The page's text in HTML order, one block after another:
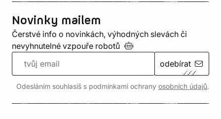
Novinky mailem
Čerstvé info o novinkách, výhodných slevách či
nevyhnutelné vzpouře robotů
odebírat
Odesláním souhlasíš s podmínkami ochrany osobních údajů.